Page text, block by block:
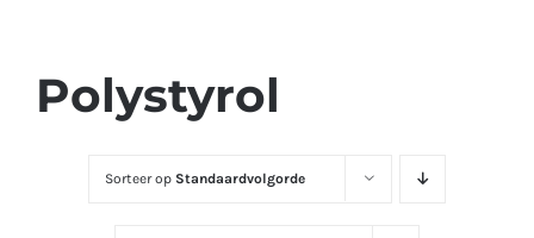
Polystyrol
Sorteer op Standaardvolgorde